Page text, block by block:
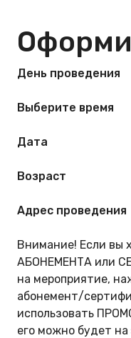
День проведения
Выберите время
Дата
Возраст
Адрес проведения
Внимание! Если вы
АБОНЕМЕНТА или
на мероприятие,
абонемент/
использовать
его можно будет